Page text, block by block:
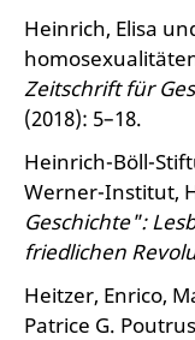
Heinrich, Elisa
Zeitschrift für
(2018): 5–18.
Heinrich-Böll-
Werner-Institut,
Geschichte":
friedlichen
Heitzer, Enrico,
Patrice G.